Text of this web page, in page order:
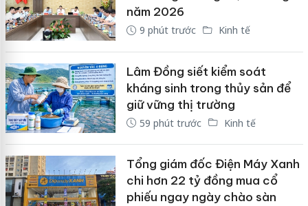
năm 2026
9 phút trước Kinh tế
Lâm Đồng siết kiểm soát
kháng sinh trong thủy sản để
giữ vững thị trường
59 phút trước Kinh tế
Tổng giám đốc Điện Máy Xanh
chi hơn 22 tỷ đồng mua cổ
phiếu ngay ngày chào sàn